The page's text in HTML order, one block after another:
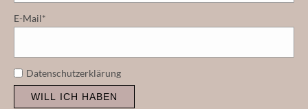
E-Mail*
Datenschutzerklärung
WILL ICH HABEN